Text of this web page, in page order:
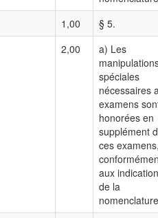
1,00
§ 5.
2,00
a) Les
spéciales
nécessaires
examens
honorées en
supplément
ces
aux
de la